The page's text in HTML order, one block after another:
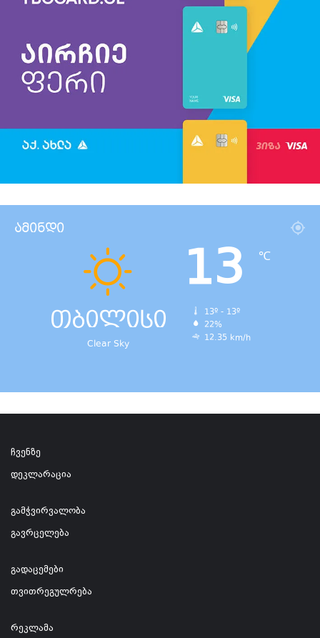
ამინდი
თბილისი
Clear Sky
13 ℃
13º - 13º
22%
12.35 km/h
ჩვენზე
დეკლარაცია
გამჭვირვალობა
გავრცელება
გადაცემები
თვითრეგულრება
რეკლამა